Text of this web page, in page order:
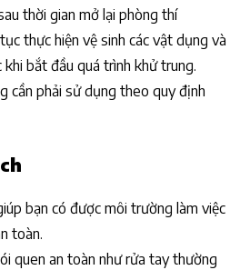
thời gian mở lại phòng thí
thực hiện vệ sinh các vật dụng và
bắt đầu quá trình khử trung.
cần phải sử dụng theo quy định
bạn có được môi trường làm việc
toàn.
quen an toàn như rửa tay thường